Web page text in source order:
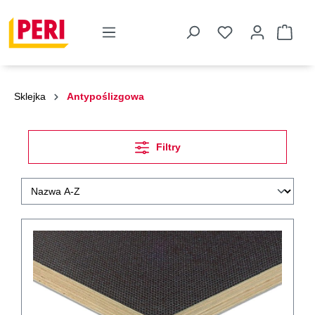
Sklejka Antypoślizgowa
Filtry